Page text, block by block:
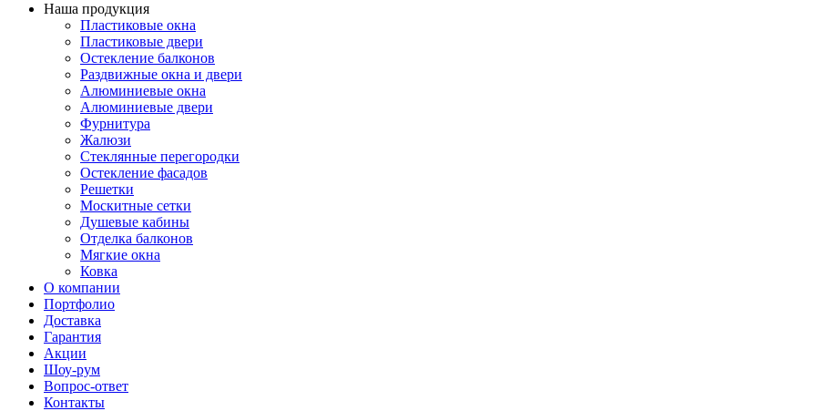
Наша продукция
Пластиковые окна
Пластиковые двери
Остекление балконов
Раздвижные окна и двери
Алюминиевые окна
Алюминиевые двери
Фурнитура
Жалюзи
Стеклянные перегородки
Остекление фасадов
Решетки
Москитные сетки
Душевые кабины
Отделка балконов
Мягкие окна
Ковка
О компании
Портфолио
Доставка
Гарантия
Акции
Шоу-рум
Вопрос-ответ
Контакты